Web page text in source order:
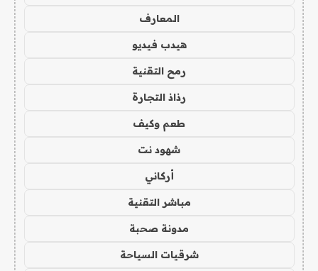
المعارف
هيدب فيديو
رمح التقنية
رذاذ التجارة
طعم وكيف
شهود نت
أركاني
مباشر التقنية
مدونة صحبة
شرقيات السياحة